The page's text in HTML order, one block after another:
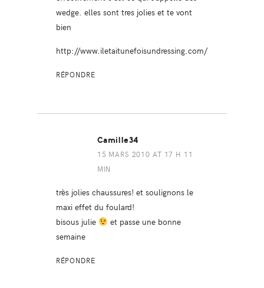
wedge. elles sont tres jolies et te vont
bien
http://www.iletaitunefoisundressing.com/
RÉPONDRE
Camille34
15 MARS 2010 AT 17 H 11
MIN
très jolies chaussures! et soulignons le
maxi effet du foulard!
bisous julie
et passe une bonne
semaine
RÉPONDRE